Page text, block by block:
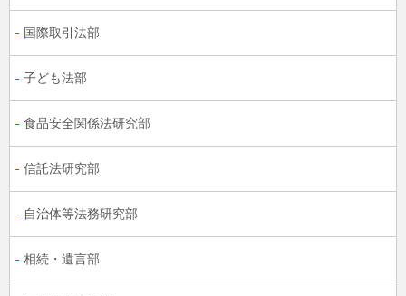
国際取引法部
子ども法部
食品安全関係法研究部
信託法研究部
自治体等法務研究部
相続・遺言部